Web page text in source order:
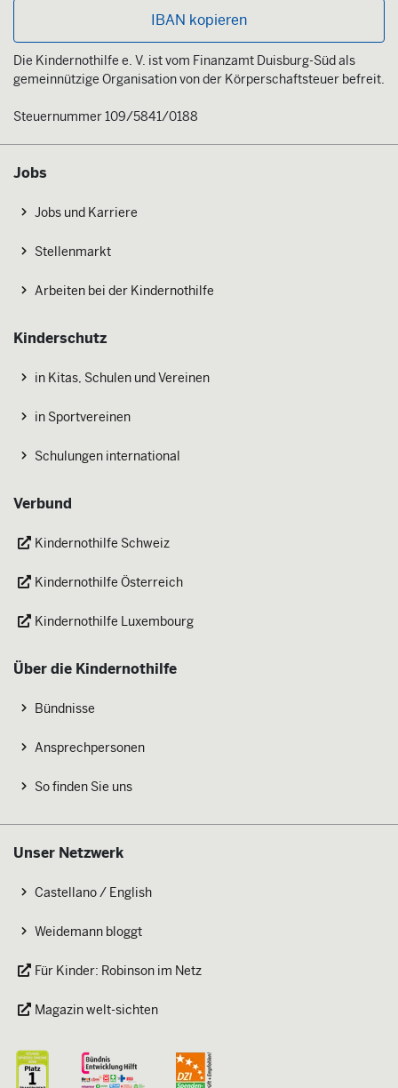
IBAN kopieren
Die Kindernothilfe e. V. ist vom Finanzamt Duisburg-Süd als
gemeinnützige Organisation von der Körperschaftsteuer befreit.
Steuernummer 109/5841/0188
Jobs
Jobs und Karriere
Stellenmarkt
Arbeiten bei der Kindernothilfe
Kinderschutz
in Kitas, Schulen und Vereinen
in Sportvereinen
Schulungen international
Verbund
Kindernothilfe Schweiz
Kindernothilfe Österreich
Kindernothilfe Luxembourg
Über die Kindernothilfe
Bündnisse
Ansprechpersonen
So finden Sie uns
Unser Netzwerk
Castellano / English
Weidemann bloggt
Für Kinder: Robinson im Netz
Magazin welt-sichten